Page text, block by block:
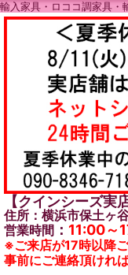
輸入家具・ロココ調家具
【クインシーズ実
住所：横浜市保土ヶ
営業時間 ： 11:00～
※ご来店が17時以降
事前にご連絡頂けれ